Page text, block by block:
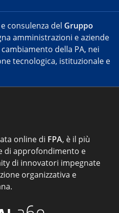
consulenza del Gruppo
amministrazioni e aziende
della PA, nei
tecnologica, istituzionale e
online di FPA, è il più
di approfondimento e
di innovatori impegnate
organizzativa e